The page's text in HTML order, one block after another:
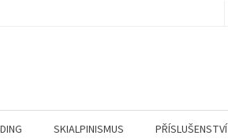
SKIALPINISMUS PŘÍSLUŠENSTVÍ